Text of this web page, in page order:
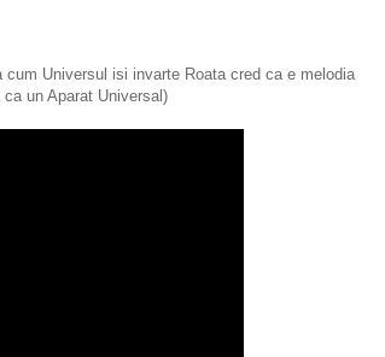
Universul isi invarte Roata cred ca e melodia
un Aparat Universal)